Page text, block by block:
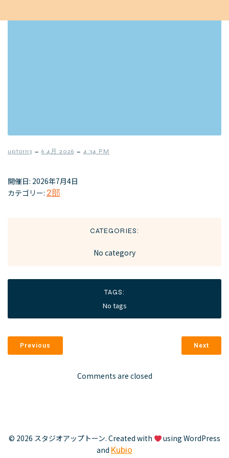
uptorn3 – 6 4月 2026 – 4:34 PM
開催日: 2026年7月4日
カテゴリー: 2部
CATEGORIES:
No category
TAGS:
No tags
Previous Next
Comments are closed
© 2026 スタジオアップトーン. Created with
using WordPress
and Kubio